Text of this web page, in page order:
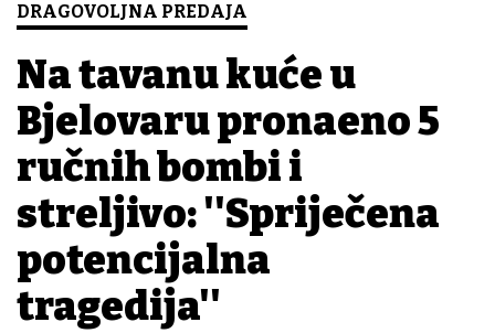
DRAGOVOLJNA PREDAJA
Na tavanu kuće u
Bjelovaru pronađeno 5
ručnih bombi i
streljivo: ''Spriječena
potencijalna
tragedija''